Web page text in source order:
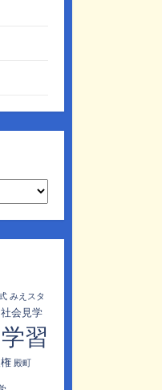
みえスタ
社会見学
学習
権 殿町